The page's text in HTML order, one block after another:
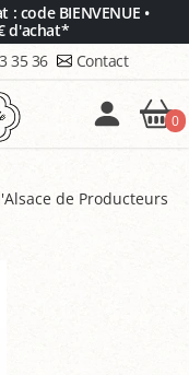
code BIENVENUE •
d'achat*
35 36 Contact
0
de Producteurs